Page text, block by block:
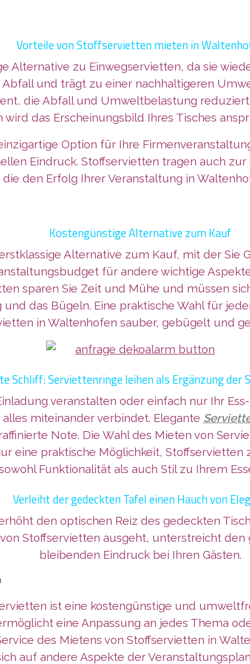
Vorteile von Stoffservietten mieten in
Alternative zu Einwegservietten, da sie
und trägt zu einer nachhaltigeren
die Abfall und Umweltbelastung
wird das Erscheinungsbild Ihres Tisches
Option für Ihre
Eindruck. Stoffservietten tragen auch
den Erfolg Ihrer Veranstaltung in
Kostengünstige Alternative zum Kauf
Alternative zum Kauf, mit der Sie
für andere wichtige
sparen Sie Zeit und Mühe und müssen
das Bügeln. Eine praktische Wahl für
in Waltenhofen sauber, gebügelt und
Schliff: Serviettenringe leihen als Ergänzung
veranstalten oder einfach nur Ihr
miteinander verbindet. Elegante
Note. Die Wahl des Mieten von
eine praktische Möglichkeit,
Funktionalität als auch Stil zu Ihrem
Verleiht der gedeckten Tafel einen Hauch von
den optischen Reiz des gedeckten
Stoffservietten ausgeht, unterstreicht
bleibenden Eindruck bei Ihren Gästen.
ist eine kostengünstige und
eine Anpassung an jedes Thema
des Mietens von Stoffservietten in
auf andere Aspekte der